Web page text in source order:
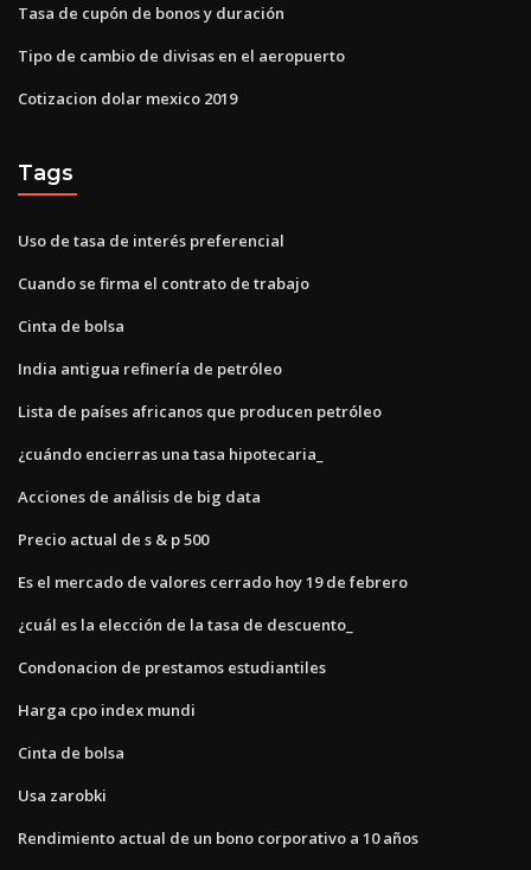
Tasa de cupón de bonos y duración
Tipo de cambio de divisas en el aeropuerto
Cotizacion dolar mexico 2019
Tags
Uso de tasa de interés preferencial
Cuando se firma el contrato de trabajo
Cinta de bolsa
India antigua refinería de petróleo
Lista de países africanos que producen petróleo
¿cuándo encierras una tasa hipotecaria_
Acciones de análisis de big data
Precio actual de s & p 500
Es el mercado de valores cerrado hoy 19 de febrero
¿cuál es la elección de la tasa de descuento_
Condonacion de prestamos estudiantiles
Harga cpo index mundi
Cinta de bolsa
Usa zarobki
Rendimiento actual de un bono corporativo a 10 años